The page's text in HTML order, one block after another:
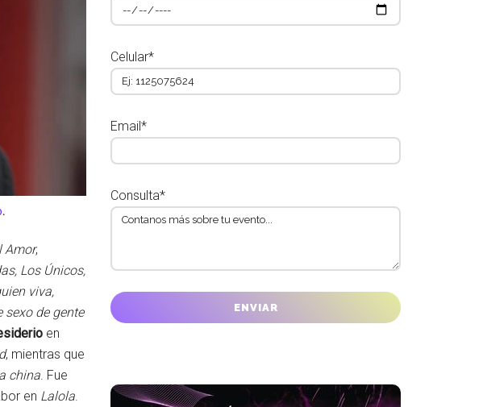
.
Amor,
Los Únicos,
viva,
sexo de gente
en
, mientras que
china. Fue
en Lalola.
Celular*
Email*
Consulta*